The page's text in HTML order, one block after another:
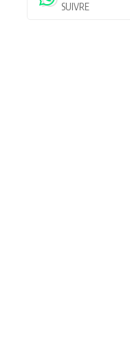
SUIVRE